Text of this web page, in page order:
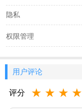
隐私
权限管理
用户评论
评分 ★ ★ ★ ★